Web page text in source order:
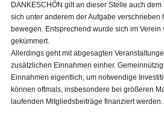
DANKESCHÖN gilt an dieser Stelle auch
sich unter anderem der Aufgabe verschrieben
bewegen. Entsprechend wurde sich im Verein
gekümmert.
Allerdings geht mit abgesagten
zusätzlichen Einnahmen einher.
Einnahmen eigentlich, um notwendige
können oftmals, insbesondere bei größeren
laufenden Mitgliedsbeiträge finanziert werden.